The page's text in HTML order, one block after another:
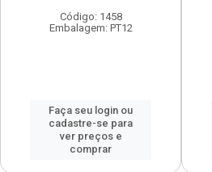
Código: 1458
Embalagem: PT12
Faça seu login ou
cadastre-se para
ver preços e
comprar